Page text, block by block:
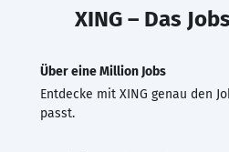
XING – Das
Über eine Million Jobs
Entdecke mit XING genau den
passt.